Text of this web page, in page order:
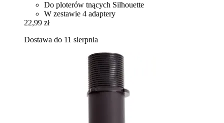
Do ploterów tnących Silhouette
W zestawie 4 adaptery
22,99 zł
Dostawa do 11 sierpnia